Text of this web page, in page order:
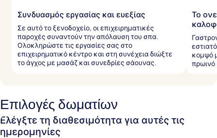
Συνδυασμός εργασίας και ευεξίας
Σε αυτό το ξενοδοχείο, οι επιχειρηματικές
παροχές συναντούν την απόλαυση του σπα.
Ολοκληρώστε τις εργασίες σας στο
επιχειρηματικό κέντρο και στη συνέχεια διώξτε
το άγχος με μασάζ και συνεδρίες σάουνας.
Το
κομψό
πρωινό
Επιλογές δωματίων
Ελέγξτε τη διαθεσιμότητα για αυτές τις
ημερομηνίες